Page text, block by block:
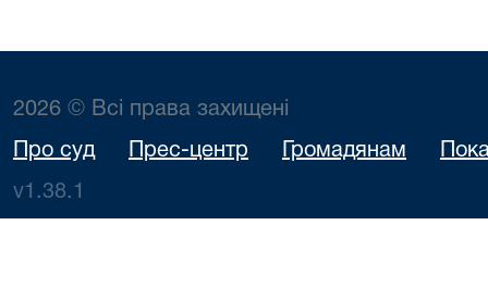
2026 © Всі права захищені
Про суд Прес-центр Громадянам
v1.38.1